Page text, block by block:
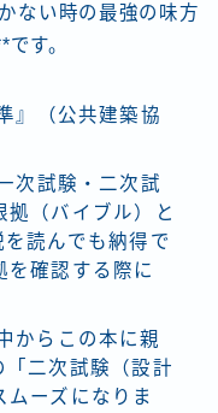
ない時の最強の味方
す。
』（公共建築協
次試験・二次試
拠（バイブル）と
読んでも納得で
を確認する際に
からこの本に親
「二次試験（設計
ーズになりま